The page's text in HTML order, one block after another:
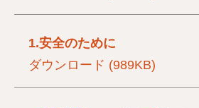
1.安全のために
ダウンロード (989KB)